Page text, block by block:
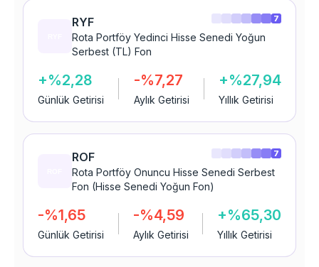
RYF
Rota Portföy Yedinci Hisse Senedi Yoğun
Serbest (TL) Fon
+%2,28
Günlük Getirisi
-%7,27
Aylık Getirisi
+%27,94
Yıllık Getirisi
7
ROF
Rota Portföy Onuncu Hisse Senedi Serbest
Fon (Hisse Senedi Yoğun Fon)
-%1,65
Günlük Getirisi
-%4,59
Aylık Getirisi
+%65,30
Yıllık Getirisi
7